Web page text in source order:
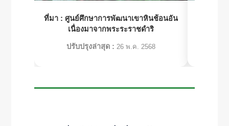
ที่มา : ศูนย์ศึกษาการพัฒนาเขาหินช้อนอัน
เนื่องมาจากพระระราชดำริ
ปรับปรุงล่าสุด : 26 พ.ค. 2568